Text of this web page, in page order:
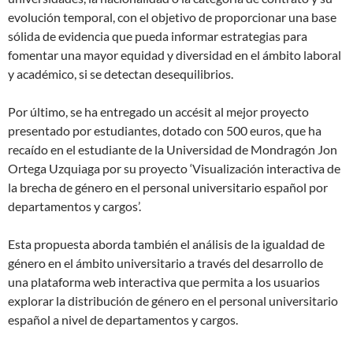
evolución temporal, con el objetivo de proporcionar una base
sólida de evidencia que pueda informar estrategias para
fomentar una mayor equidad y diversidad en el ámbito laboral
y académico, si se detectan desequilibrios.
Por último, se ha entregado un accésit al mejor proyecto
presentado por estudiantes, dotado con 500 euros, que ha
recaído en el estudiante de la Universidad de Mondragón Jon
Ortega Uzquiaga por su proyecto ‘Visualización interactiva de
la brecha de género en el personal universitario español por
departamentos y cargos’.
Esta propuesta aborda también el análisis de la igualdad de
género en el ámbito universitario a través del desarrollo de
una plataforma web interactiva que permita a los usuarios
explorar la distribución de género en el personal universitario
español a nivel de departamentos y cargos.